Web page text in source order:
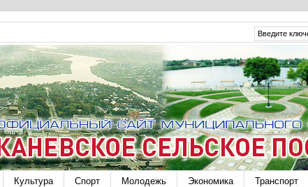
Культура Спорт Молодежь Экономика Транспорт